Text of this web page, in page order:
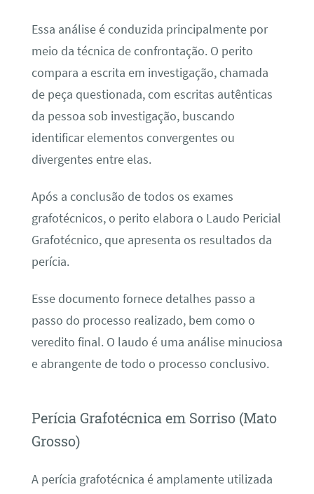
Essa análise é conduzida principalmente por
meio da técnica de confrontação. O perito
compara a escrita em investigação, chamada
de peça questionada, com escritas autênticas
da pessoa sob investigação, buscando
identificar elementos convergentes ou
divergentes entre elas.
Após a conclusão de todos os exames
grafotécnicos, o perito elabora o Laudo Pericial
Grafotécnico, que apresenta os resultados da
perícia.
Esse documento fornece detalhes passo a
passo do processo realizado, bem como o
veredito final. O laudo é uma análise minuciosa
e abrangente de todo o processo conclusivo.
Perícia Grafotécnica em Sorriso (Mato
Grosso)
A perícia grafotécnica é amplamente utilizada